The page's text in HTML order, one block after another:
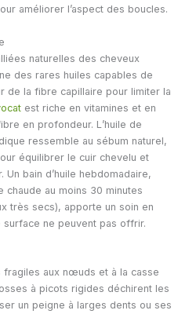
améliorer l’aspect des boucles.
naturelles des cheveux
des rares huiles capables de
de la fibre capillaire pour limiter la
est riche en vitamines et en
en profondeur. L’huile de
ressemble au sébum naturel,
équilibrer le cuir chevelu et
bain d’huile hebdomadaire,
au moins 30 minutes
très secs), apporte un soin en
ne peuvent pas offrir.
fragiles aux nœuds et à la casse
à picots rigides déchirent les
un peigne à larges dents ou ses